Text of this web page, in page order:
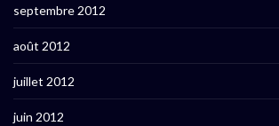
septembre 2012
août 2012
juillet 2012
juin 2012